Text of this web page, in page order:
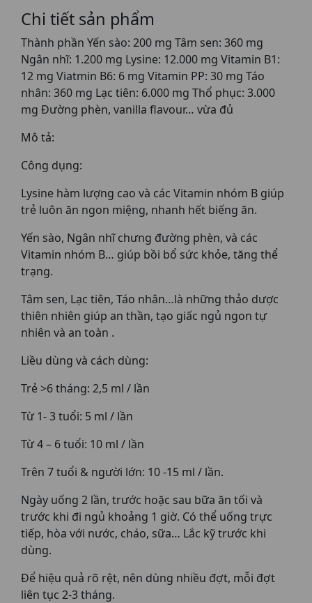
Chi tiết sản phẩm
Thành phần Yến sào: 200 mg Tâm sen: 360 mg
Ngân nhĩ: 1.200 mg Lysine: 12.000 mg Vitamin B1:
12 mg Viatmin B6: 6 mg Vitamin PP: 30 mg Táo
nhân: 360 mg Lạc tiên: 6.000 mg Thổ phục: 3.000
mg Đường phèn, vanilla flavour… vừa đủ
Mô tả:
Công dụng:
Lysine hàm lượng cao và các Vitamin nhóm B giúp
trẻ luôn ăn ngon miệng, nhanh hết biếng ăn.
Yến sào, Ngân nhĩ chưng đường phèn, và các
Vitamin nhóm B… giúp bồi bổ sức khỏe, tăng thể
trạng.
Tâm sen, Lạc tiên, Táo nhân…là những thảo dược
thiên nhiên giúp an thần, tạo giấc ngủ ngon tự
nhiên và an toàn .
Liều dùng và cách dùng:
Trẻ >6 tháng: 2,5 ml / lần
Từ 1- 3 tuổi: 5 ml / lần
Từ 4 – 6 tuổi: 10 ml / lần
Trên 7 tuổi & người lớn: 10 -15 ml / lần.
Ngày uống 2 lần, trước hoặc sau bữa ăn tối và
trước khi đi ngủ khoảng 1 giờ. Có thể uống trực
tiếp, hòa với nước, cháo, sữa… Lắc kỹ trước khi
dùng.
Để hiệu quả rõ rệt, nên dùng nhiều đợt, mỗi đợt
liên tục 2-3 tháng.